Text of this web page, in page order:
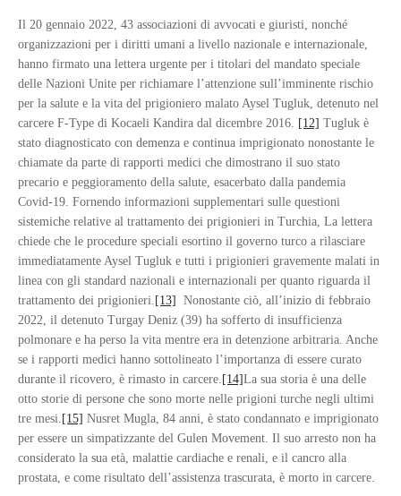
Il 20 gennaio 2022, 43 associazioni di avvocati e giuristi, nonché
organizzazioni per i diritti umani a livello nazionale e internazionale,
hanno firmato una lettera urgente per i titolari del mandato speciale
delle Nazioni Unite per richiamare l’attenzione sull’imminente rischio
per la salute e la vita del prigioniero malato Aysel Tugluk, detenuto nel
carcere F-Type di Kocaeli Kandira dal dicembre 2016. [12] Tugluk è
stato diagnosticato con demenza e continua imprigionato nonostante le
chiamate da parte di rapporti medici che dimostrano il suo stato
precario e peggioramento della salute, esacerbato dalla pandemia
Covid-19. Fornendo informazioni supplementari sulle questioni
sistemiche relative al trattamento dei prigionieri in Turchia, La lettera
chiede che le procedure speciali esortino il governo turco a rilasciare
immediatamente Aysel Tugluk e tutti i prigionieri gravemente malati in
linea con gli standard nazionali e internazionali per quanto riguarda il
trattamento dei prigionieri. [13] Nonostante ciò, all’inizio di febbraio
2022, il detenuto Turgay Deniz (39) ha sofferto di insufficienza
polmonare e ha perso la vita mentre era in detenzione arbitraria. Anche
se i rapporti medici hanno sottolineato l’importanza di essere curato
durante il ricovero, è rimasto in carcere. [14]La sua storia è una delle
otto storie di persone che sono morte nelle prigioni turche negli ultimi
tre mesi. [15] Nusret Mugla, 84 anni, è stato condannato e imprigionato
per essere un simpatizzante del Gulen Movement. Il suo arresto non ha
considerato la sua età, malattie cardiache e renali, e il cancro alla
prostata, e come risultato dell’assistenza trascurata, è morto in carcere.